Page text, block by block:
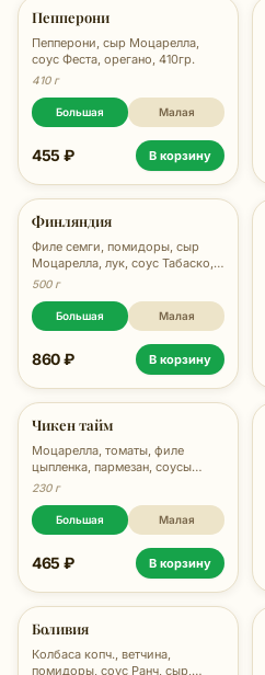
Пепперони
Пепперони, сыр Моцарелла,
соус Феста, орегано, 410гр.
410 г
Большая Малая
455 ₽ В корзину
Финляндия
Филе семги, помидоры, сыр
Моцарелла, лук, соус Табаско,
соус Ранч, орегано, 500 гр.
500 г
Большая Малая
860 ₽ В корзину
Чикен тайм
Моцарелла, томаты, филе
цыпленка, пармезан, соусы
Феста, Вителло-тоннато, 480г
230 г
Большая Малая
465 ₽ В корзину
Боливия
Колбаса копч., ветчина,
помидоры, соус Ранч, сыр,